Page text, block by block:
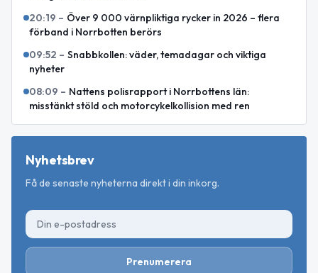
20:19 – Över 9 000 värnpliktiga rycker in 2026 – flera
förband i Norrbotten berörs
09:52 – Snabbkollen: väder, temadagar och viktiga
nyheter
08:09 – Nattens polisrapport i Norrbottens län:
misstänkt stöld och motorcykelkollision med ren
Nyhetsbrev
Få de senaste nyheterna direkt i din inkorg.
Prenumerera